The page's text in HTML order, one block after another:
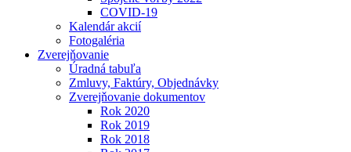
COVID-19
Kalendár akcií
Fotogaléria
Zverejňovanie
Úradná tabuľa
Zmluvy, Faktúry, Objednávky
Zverejňovanie dokumentov
Rok 2020
Rok 2019
Rok 2018